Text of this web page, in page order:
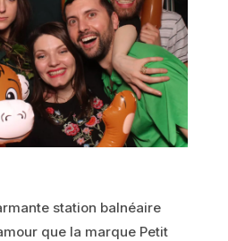
station balnéaire
que la marque Petit